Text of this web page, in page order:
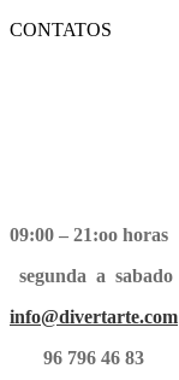
CONTATOS
09:00 – 21:oo horas
segunda a sabado
info@divertarte.com
96 796 46 83